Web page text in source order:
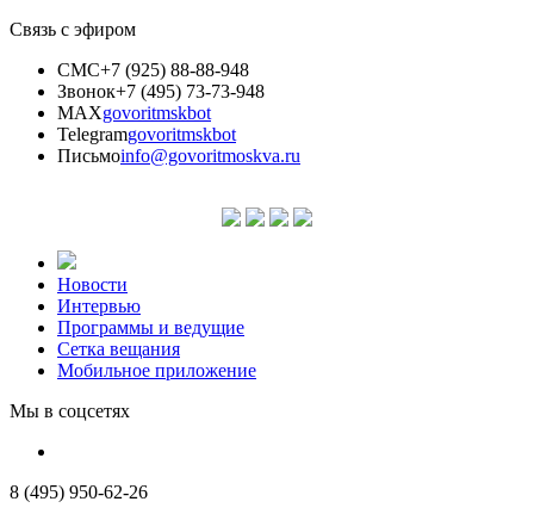
Связь с эфиром
СМС+7 (925) 88-88-948
Звонок+7 (495) 73-73-948
MAXgovoritmskbot
Telegramgovoritmskbot
Письмоinfo@govoritmoskva.ru
Новости
Интервью
Программы и ведущие
Сетка вещания
Мобильное приложение
Мы в соцсетях
8 (495) 950-62-26